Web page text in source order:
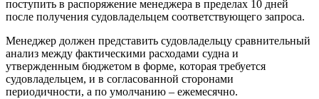
поступить в распоряжение менеджера в пределах 10 дней
после получения судовладельцем соответствующего запроса.
Менеджер должен представить судовладельцу сравнительный
анализ между фактическими расходами судна и
утвержденным бюджетом в форме, которая требуется
судовладельцем, и в согласованной сторонами
периодичности, а по умолчанию – ежемесячно.